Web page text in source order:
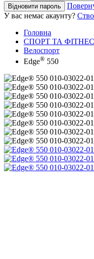
Відновити пароль
У вас немає акаунту?
Головна
СПОРТ ТА ФІТНЕС
Велоспорт
Edge® 550